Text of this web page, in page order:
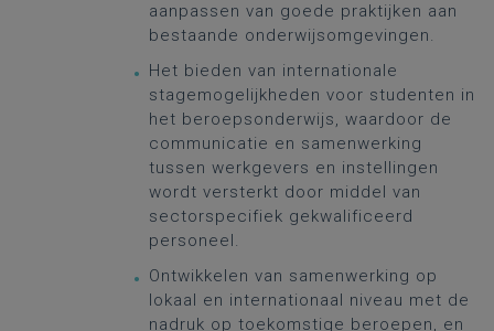
aanpassen van goede praktijken aan
bestaande onderwijsomgevingen.
Het bieden van internationale
stagemogelijkheden voor studenten in
het beroepsonderwijs, waardoor de
communicatie en samenwerking
tussen werkgevers en instellingen
wordt versterkt door middel van
sectorspecifiek gekwalificeerd
personeel.
Ontwikkelen van samenwerking op
lokaal en internationaal niveau met de
nadruk op toekomstige beroepen, en